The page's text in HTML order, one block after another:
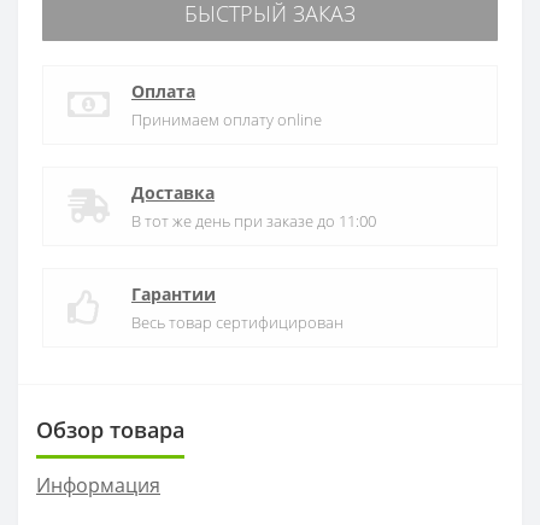
БЫСТРЫЙ ЗАКАЗ
Оплата
Принимаем оплату online
Доставка
В тот же день при заказе до 11:00
Гарантии
Весь товар сертифицирован
Обзор товара
Информация